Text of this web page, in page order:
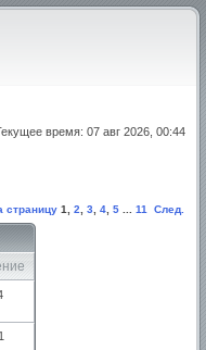
время: 07 авг 2026, 00:44
страницу 1 2 3 4 5 11 След.